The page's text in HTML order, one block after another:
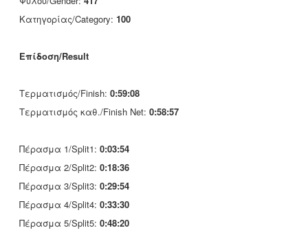
Κατηγορίας/Category: 100
Επίδοση/Result
Τερματισμός/Finish: 0:59:08
Τερματισμός καθ./Finish Net: 0:58:57
Πέρασμα 1/Split1: 0:03:54
Πέρασμα 2/Split2: 0:18:36
Πέρασμα 3/Split3: 0:29:54
Πέρασμα 4/Split4: 0:33:30
Πέρασμα 5/Split5: 0:48:20